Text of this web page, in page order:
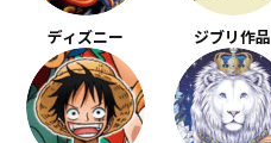
ディズニー ジブリ作品